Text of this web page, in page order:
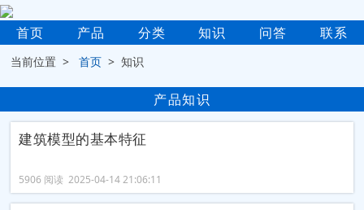
首页 产品 分类 知识 问答 联系
当前位置 >首页 > 知识
产品知识
建筑模型的基本特征
5906 阅读 2025-04-14 21:06:11